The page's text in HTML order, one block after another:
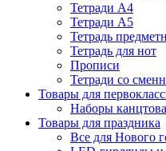
Тетради А4
Тетради А5
Тетрадь
Тетрадь для нот
Прописи
Тетради со
Товары для
Наборы
Товары для праздника
Все для Нового